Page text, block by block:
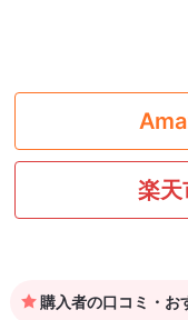
楽天
購入者の口コミ・お